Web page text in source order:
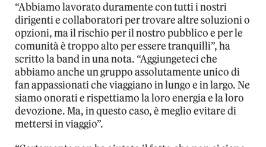
“Abbiamo lavorato duramente con tutti i nostri
dirigenti e collaboratori per trovare altre soluzioni o
opzioni, ma il rischio per il nostro pubblico e per le
comunità è troppo alto per essere tranquilli”, ha
scritto la band in una nota. “Aggiungeteci che
abbiamo anche un gruppo assolutamente unico di
fan appassionati che viaggiano in lungo e in largo. Ne
siamo onorati e rispettiamo la loro energia e la loro
devozione. Ma, in questo caso, è meglio evitare di
mettersi in viaggio”.